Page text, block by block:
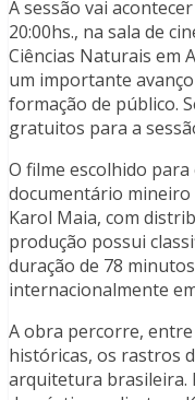
A sessão vai
20:00hs., na sala de
Ciências Naturais em
um importante
formação de público.
gratuitos para a
O filme escolhido
documentário mineiro
Karol Maia, com
produção possui
duração de 78
internacionalmente
A obra percorre,
históricas, os rastros
arquitetura brasileira.